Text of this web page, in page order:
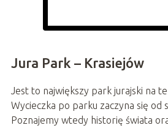
Jura Park – Krasiejów
Jest to największy park jurajski na
Wycieczka po parku zaczyna się od
Poznajemy wtedy historię świata